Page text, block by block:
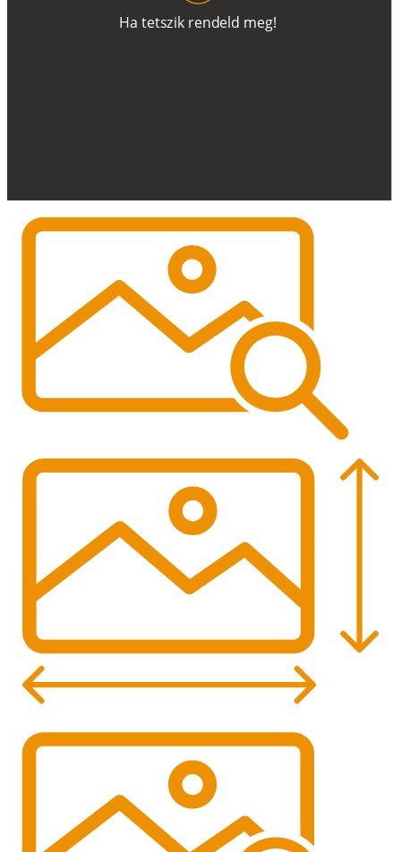
Ha tetszik rendeld meg!